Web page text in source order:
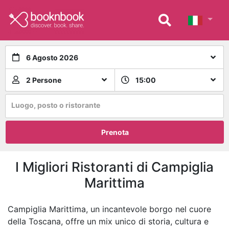
6 Agosto 2026
2 Persone 15:00
Luogo, posto o ristorante
Prenota
I Migliori Ristoranti di Campiglia
Marittima
Campiglia Marittima, un incantevole borgo nel cuore
della Toscana, offre un mix unico di storia, cultura e